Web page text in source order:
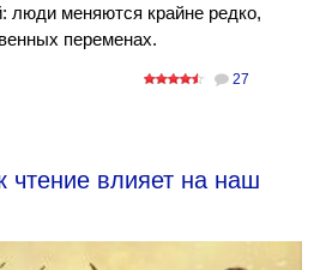
люди меняются крайне редко,
переменах.
27
чтение влияет на наш